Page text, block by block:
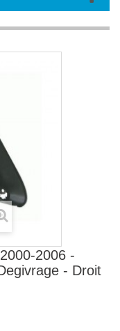
2006 -
- Droit